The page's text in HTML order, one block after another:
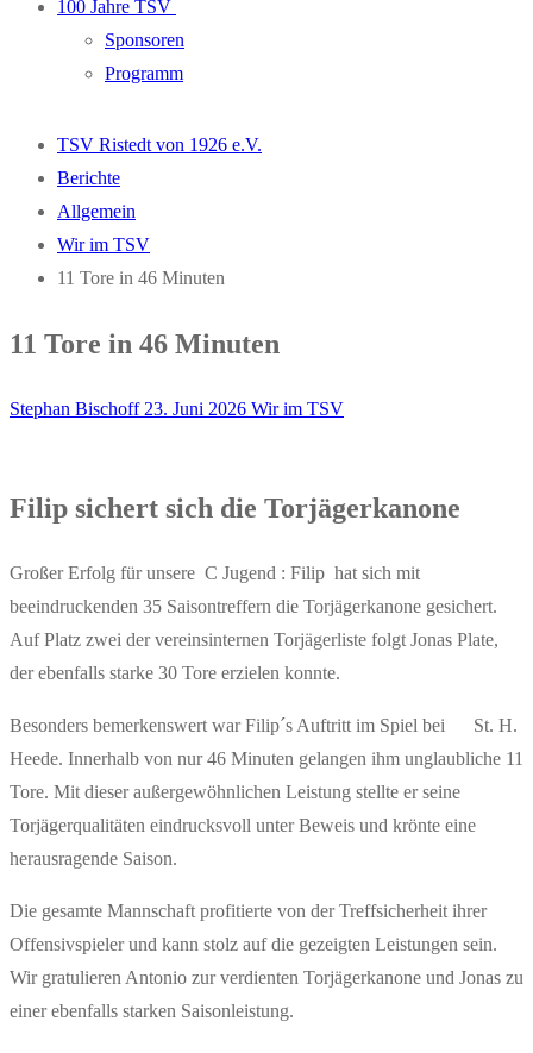
100 Jahre TSV
Sponsoren
Programm
TSV Ristedt von 1926 e.V.
Berichte
Allgemein
Wir im TSV
11 Tore in 46 Minuten
11 Tore in 46 Minuten
Stephan Bischoff 23. Juni 2026 Wir im TSV
Filip sichert sich die Torjägerkanone
Großer Erfolg für unsere C Jugend : Filip hat sich mit
beeindruckenden 35 Saisontreffern die Torjägerkanone gesichert.
Auf Platz zwei der vereinsinternen Torjägerliste folgt Jonas Plate,
der ebenfalls starke 30 Tore erzielen konnte.
Besonders bemerkenswert war Filip´s Auftritt im Spiel bei St. H.
Heede. Innerhalb von nur 46 Minuten gelangen ihm unglaubliche 11
Tore. Mit dieser außergewöhnlichen Leistung stellte er seine
Torjägerqualitäten eindrucksvoll unter Beweis und krönte eine
herausragende Saison.
Die gesamte Mannschaft profitierte von der Treffsicherheit ihrer
Offensivspieler und kann stolz auf die gezeigten Leistungen sein.
Wir gratulieren Antonio zur verdienten Torjägerkanone und Jonas zu
einer ebenfalls starken Saisonleistung.